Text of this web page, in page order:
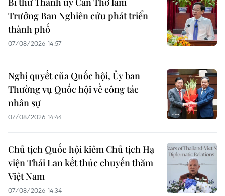
Trưởng Ban Nghiên cứu phát triển
thành phố
07/08/2026 14:57
Nghị quyết của Quốc hội, Ủy ban
Thường vụ Quốc hội về công tác
nhân sự
07/08/2026 14:44
Chủ tịch Quốc hội kiêm Chủ tịch Hạ
viện Thái Lan kết thúc chuyến thăm
Việt Nam
07/08/2026 14:34